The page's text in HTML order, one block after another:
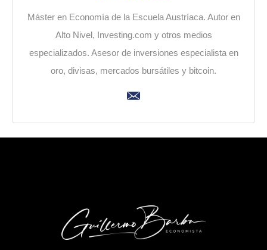
Máster en Economía de la Escuela Austríaca. Autor en
Alto Nivel, Investing.com y otros medios
especializados. Asesor de inversiones especialista en
oro, divisas, mercados bursátiles y bitcoin.